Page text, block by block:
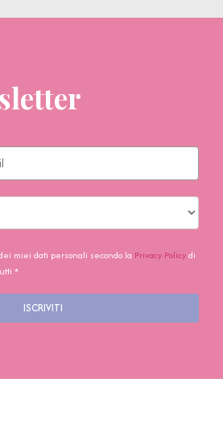
miei dati personali secondo la Privacy Policydi
*
ISCRIVITI